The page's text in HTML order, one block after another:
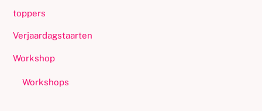
toppers
Verjaardagstaarten
Workshop
Workshops